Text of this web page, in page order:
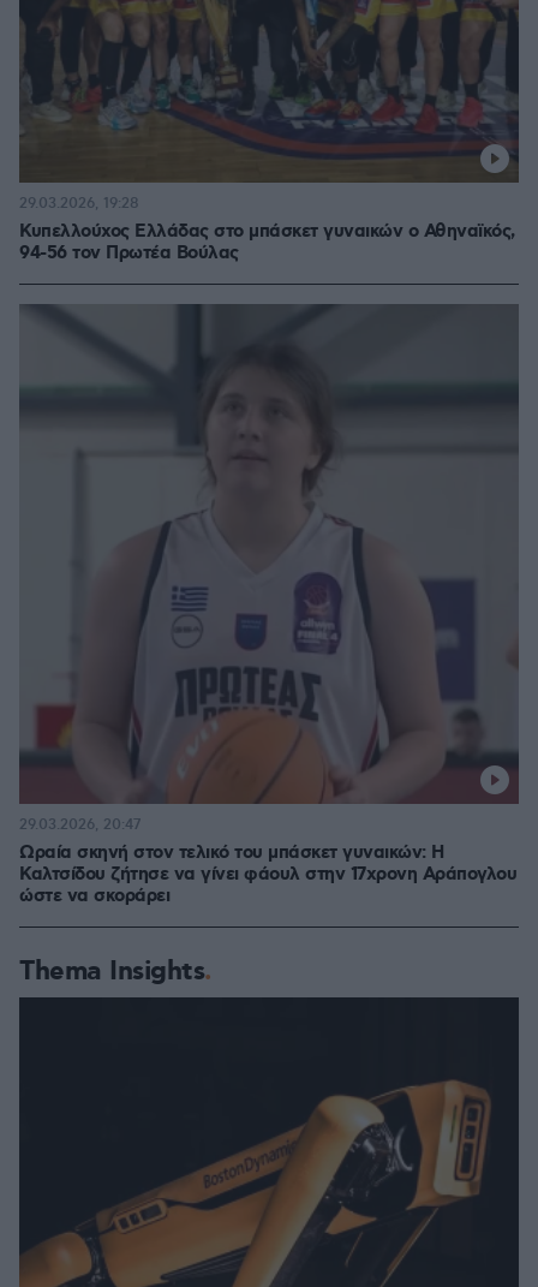
Κυπελλούχος Ελλάδας στο μπάσκετ γυναικών ο Αθηναϊκός,
94-56 τον Πρωτέα Βούλας
29.03.2026, 19:28
Ωραία σκηνή στον τελικό του μπάσκετ γυναικών: Η
Καλτσίδου ζήτησε να γίνει φάουλ στην 17χρονη Αράπογλου
ώστε να σκοράρει
29.03.2026, 20:47
Thema Insights